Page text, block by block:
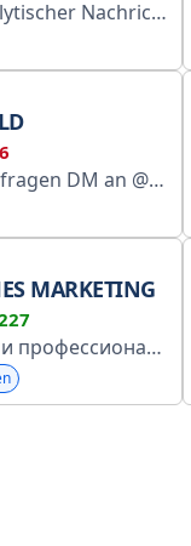
können Sie die ID @Enigma_Investing_Admin und die Nummer 021-28111281 kontaktieren.
@ElementaryLeon
MARKETING
Натурально и профессионально о маркетинге в его естественной среде обитания